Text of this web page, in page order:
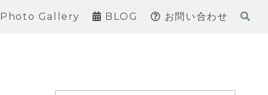
Photo Gallery BLOG お問い合わせ